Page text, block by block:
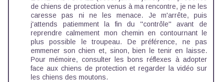
de chiens de protection venus à ma rencontre, je ne les
caresse pas ni ne les menace. Je m'arrête, puis
j'attends patiemment la fin du ''contrôle'' avant de
reprendre calmement mon chemin en contournant le
plus possible le troupeau. De préférence, ne pas
emmener son chien et, sinon, bien le tenir en laisse.
Pour mémoire, consulter les
bons réflexes à adopter
face aux chiens de protection et regarder lavidéo sur
les chiens des moutons.